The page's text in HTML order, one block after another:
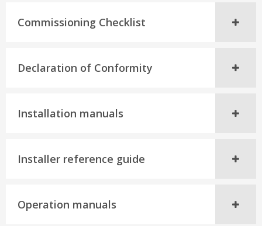
Commissioning Checklist
Declaration of Conformity
Installation manuals
Installer reference guide
Operation manuals